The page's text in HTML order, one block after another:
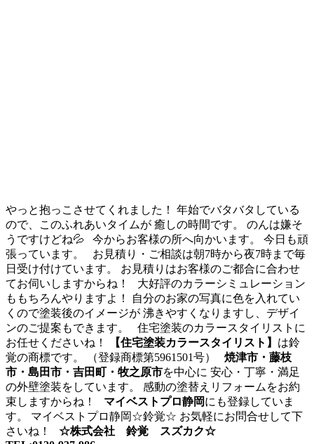
やっと抱っこさせてくれました！ 年始でバタバタしている
ので、このふれあいタイムが 癒しの時間です。 のんは嫌そ
うですけどね💦 今からお客様の所へ向かいます。 今日も頑
張っています。 お見積り・ご相談は朝7時から夜7時まで毎
日受け付けています。 お見積りはお客様のご都合に合わせ
てお伺いしますからね！ 大好評のカラーシミュレーション
ももちろんやりますよ！ 自分のお家の写真に色を入れてい
くので塗装後のイメージが 沸きやすくなりますし、デザイ
ンのご提案もできます。 住宅塗装のカラースタイリストに
お任せくださいね！
【住宅塗装カラースタイリスト】 は鈴
覚の商標です。 （登録商標第5961501号） 焼津市・藤枝
市・島田市・吉田町・牧之原市を中心に 安心・丁寧・満足
の外壁塗装をしています。 感動の塗替えリフォームをお約
束しますからね！ マイベストプロ静岡にも登録していま
す。 マイベストプロ静岡☆鈴覚☆ お気軽にお問合せして下
さいね！ ☆株式会社 鈴覚 スズカク☆